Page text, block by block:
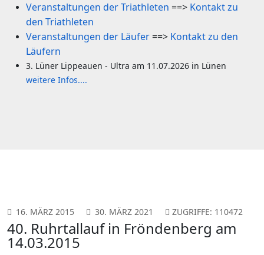
Veranstaltungen der Triathleten ==> Kontakt zu
den Triathleten
Veranstaltungen der Läufer==> Kontakt zu den
Läufern
3. Lüner Lippeauen - Ultra am 11.07.2026 in Lünen
weitere Infos....
16. MÄRZ 2015 30. MÄRZ 2021 ZUGRIFFE: 110472
40. Ruhrtallauf in Fröndenberg am
14.03.2015